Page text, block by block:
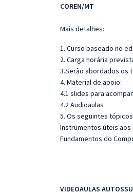
COREN/MT
Mais detalhes:
1. Curso baseado no
2. Carga horária
3.Serão abordados os
4. Material de apoio:
4.1 slides para
4.2 Audioaulas
5. Os seguintes
Instrumentos úteis aos
Fundamentos do
VIDEOAULAS